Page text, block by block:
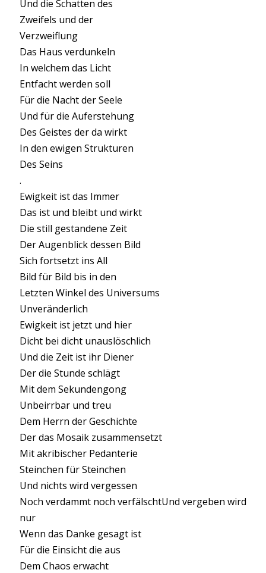
Und die Schatten des
Zweifels und der
Verzweiflung
Das Haus verdunkeln
In welchem das Licht
Entfacht werden soll
Für die Nacht der Seele
Und für die Auferstehung
Des Geistes der da wirkt
In den ewigen Strukturen
Des Seins
.
Ewigkeit ist das Immer
Das ist und bleibt und wirkt
Die still gestandene Zeit
Der Augenblick dessen Bild
Sich fortsetzt ins All
Bild für Bild bis in den
Letzten Winkel des Universums
Unveränderlich
Ewigkeit ist jetzt und hier
Dicht bei dicht unauslöschlich
Und die Zeit ist ihr Diener
Der die Stunde schlägt
Mit dem Sekundengong
Unbeirrbar und treu
Dem Herrn der Geschichte
Der das Mosaik zusammensetzt
Mit akribischer Pedanterie
Steinchen für Steinchen
Und nichts wird vergessen
Noch verdammt noch verfälschtUnd vergeben wird
nur
Wenn das Danke gesagt ist
Für die Einsicht die aus
Dem Chaos erwacht